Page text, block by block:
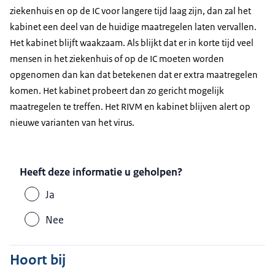
ziekenhuis en op de IC voor langere tijd laag zijn, dan zal het
kabinet een deel van de huidige maatregelen laten vervallen.
Het kabinet blijft waakzaam. Als blijkt dat er in korte tijd veel
mensen in het ziekenhuis of op de IC moeten worden
opgenomen dan kan dat betekenen dat er extra maatregelen
komen. Het kabinet probeert dan zo gericht mogelijk
maatregelen te treffen. Het RIVM en kabinet blijven alert op
nieuwe varianten van het virus.
Heeft deze informatie u geholpen?
Ja
Nee
Hoort bij